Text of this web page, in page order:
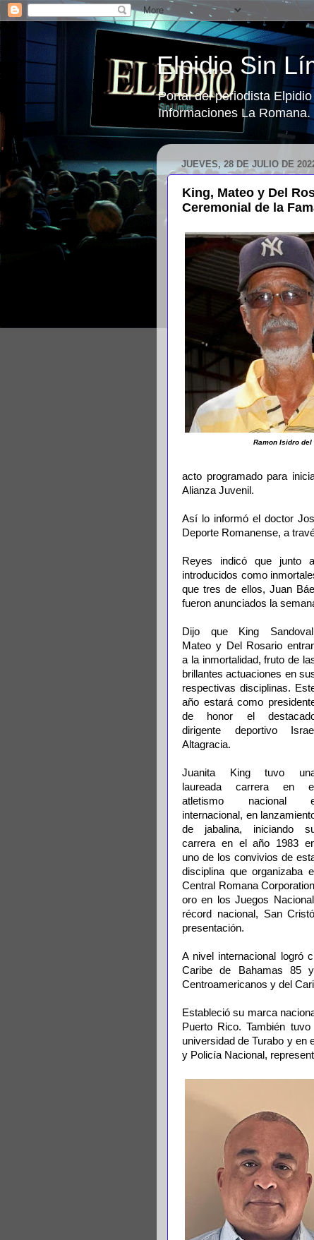
Elpidio Sin
Portal del periodista
Informaciones La Romana.
JUEVES, 28 DE JULIO DE
King, Mateo y Del
Ceremonial de la
Ramon Isidro del
acto programado para
Alianza Juvenil.
Así lo informó el doctor
Deporte Romanense, a
Reyes indicó que junto
introducidos como
que tres de ellos, Juan
fueron anunciados la
Dijo que King
Mateo y Del Rosario
a la inmortalidad, fruto de
brillantes actuaciones en
respectivas disciplinas.
año estará como
de honor el
dirigente deportivo Israel
Altagracia.
Juanita King tuvo
laureada carrera en el
atletismo nacional
internacional, en
de jabalina, iniciando
carrera en el año 1983
uno de los convivios de
disciplina que organizaba el
Central Romana
oro en los Juegos
récord nacional, San
presentación.
A nivel internacional logró
Caribe de Bahamas 85
Centroamericanos y del
Estableció su marca
Puerto Rico. También
universidad de Turabo y en
y Policía Nacional,